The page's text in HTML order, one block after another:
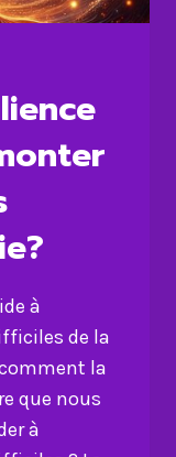
à
de la
la
que nous
à